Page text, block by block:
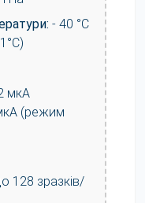
- 40 °C
мкА
(режим
128 зразків/